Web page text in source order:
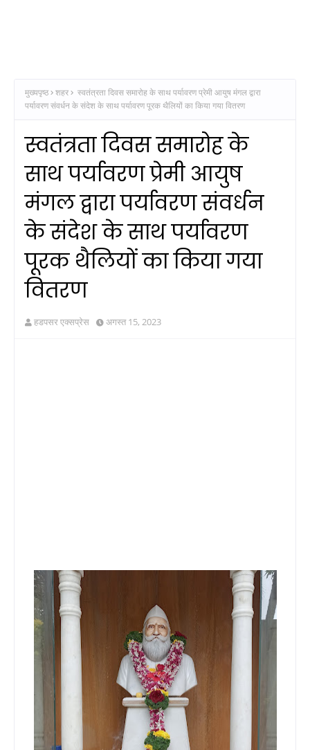
मुख्यपृष्ठ शहर
स्वतंत्रता दिवस समारोह के साथ पर्यावरण प्रेमी आयुष मंगल द्वारा
पर्यावरण संवर्धन के संदेश के साथ पर्यावरण पूरक थैलियों का किया गया वितरण
स्वतंत्रता दिवस समारोह के
साथ पर्यावरण प्रेमी आयुष
मंगल द्वारा पर्यावरण संवर्धन
के संदेश के साथ पर्यावरण
पूरक थैलियों का किया गया
वितरण
हडपसर एक्सप्रेस अगस्त 15, 2023